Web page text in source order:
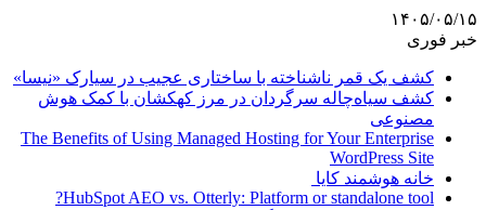
۱۴۰۵/۰۵/۱۵
خبر فوری
کشف یک قمر ناشناخته با ساختاری عجیب در سیارک «نیسا»
کشف سیاه‌چاله سرگردان در مرز کهکشان با کمک هوش
مصنوعی
The Benefits of Using Managed Hosting for Your Enterprise
WordPress Site
خانه هوشمند کایا
HubSpot AEO vs. Otterly: Platform or standalone tool?